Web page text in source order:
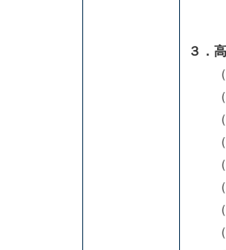
３．
（１
（２
（
（４
（
（
（７
（